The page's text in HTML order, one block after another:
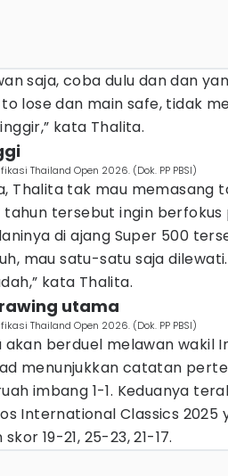
saja, coba dulu dan dan
lose dan main safe, tidak
kata Thalita.
Thailand Open 2026. (Dok. PP PBSI)
Thalita tak mau memasang
tahun tersebut ingin
di ajang Super 500
mau satu-satu saja dilewati.
kata Thalita.
utama
Thailand Open 2026. (Dok. PP PBSI)
berduel melawan wakil
menunjukkan catatan
imbang 1-1. Keduanya
International Classics 2025
19-21, 25-23, 21-17.